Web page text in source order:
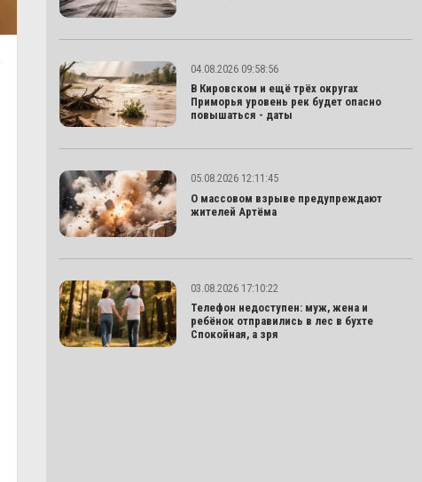
04.08.2026 09:58:56
В Кировском и ещё трёх округах
Приморья уровень рек будет опасно
повышаться - даты
05.08.2026 12:11:45
О массовом взрыве предупреждают
жителей Артёма
03.08.2026 17:10:22
Телефон недоступен: муж, жена и
ребёнок отправились в лес в бухте
Спокойная, а зря